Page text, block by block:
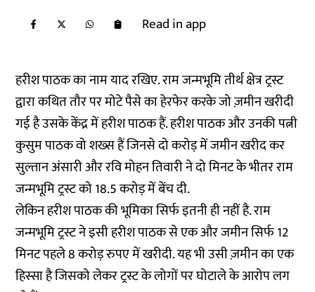
Read in app
हरीश पाठक का नाम याद रखिए. राम जन्मभूमि तीर्थ क्षेत्र ट्रस्ट
द्वारा कथित तौर पर मोटे पैसे का हेरफेर करके जो ज़मीन खरीदी
गई है उसके केंद्र में हरीश पाठक हैं. हरीश पाठक और उनकी पत्नी
कुसुम पाठक वो शख्स हैं जिनसे दो करोड़ में जमीन खरीद कर
सुल्तान अंसारी और रवि मोहन तिवारी ने दो मिनट के भीतर राम
जन्मभूमि ट्रस्ट को 18.5 करोड़ में बेंच दी.
लेकिन हरीश पाठक की भूमिका सिर्फ इतनी ही नहीं है. राम
जन्मभूमि ट्रस्ट ने इसी हरीश पाठक से एक और जमीन सिर्फ 12
मिनट पहले 8 करोड़ रुपए में खरीदी. यह भी उसी ज़मीन का एक
हिस्सा है जिसको लेकर ट्रस्ट के लोगों पर घोटाले के आरोप लग